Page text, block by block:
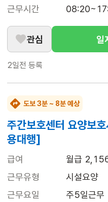
근무시간
관심 일
2일전 등록
도보 3분 ~ 8분 예상
주간보호센터 요양보
용대행]
급여
월급
근무유형
시설요양
근무요일
주5일근무